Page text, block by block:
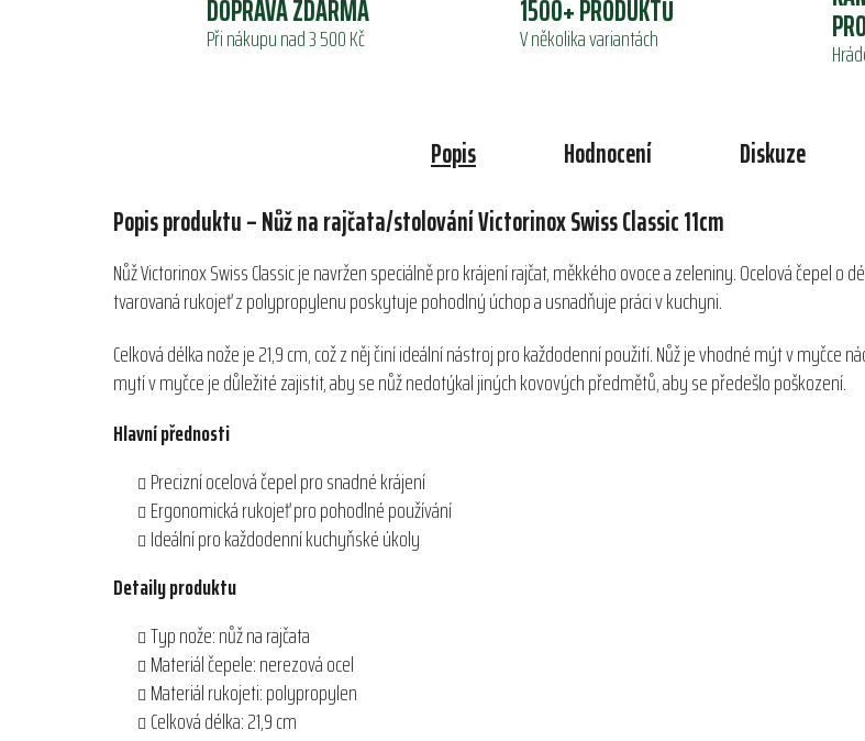
DOPRAVA ZDARMA
Při nákupu nad 3 500 Kč
1500+ PRODUKTŮ
V několika variantách
Popis Hodnocení Diskuze
Popis produktu – Nůž na rajčata/stolování Victorinox Swiss Classic 11cm
Nůž Victorinox Swiss Classic je navržen speciálně pro krájení rajčat, měkkého ovoce a zeleniny. Ocelová čepel o
tvarovaná rukojeť z polypropylenu poskytuje pohodlný úchop a usnadňuje práci v kuchyni.
Celková délka nože je 21,9 cm, což z něj činí ideální nástroj pro každodenní použití. Nůž je vhodné mýt v
mytí v myčce je důležité zajistit, aby se nůž nedotýkal jiných kovových předmětů, aby se předešlo poškození.
Hlavní přednosti
Precizní ocelová čepel pro snadné krájení
Ergonomická rukojeť pro pohodlné používání
Ideální pro každodenní kuchyňské úkoly
Detaily produktu
Typ nože: nůž na rajčata
Materiál čepele: nerezová ocel
Materiál rukojeti: polypropylen
Celková délka: 21,9 cm